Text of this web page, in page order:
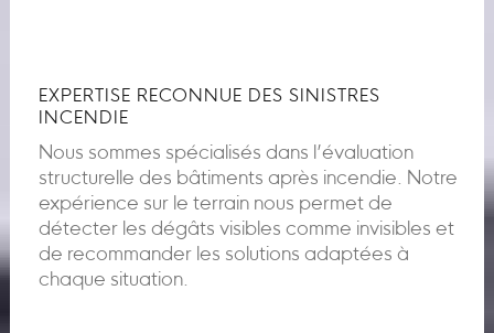
EXPERTISE RECONNUE DES SINISTRES
INCENDIE
Nous sommes spécialisés dans l’évaluation
structurelle des bâtiments après incendie. Notre
expérience sur le terrain nous permet de
détecter les dégâts visibles comme invisibles et
de recommander les solutions adaptées à
chaque situation.